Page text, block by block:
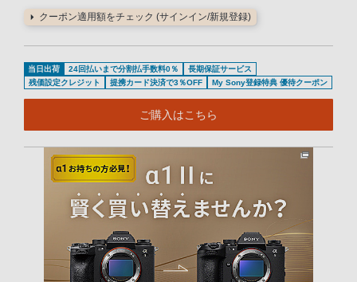
クーポン適用額をチェック (サインイン/新規登録)
当日出荷 24回払いまで分割払手数料0％
長期保証サービス
残価設定クレジット
提携カード決済で3％OFF My Sony登録特典 優待クーポン
ご購入はこちら